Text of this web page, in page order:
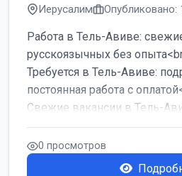
Иерусалим Опубликовано:
Работа в Тель-Авиве:
русскоязычных без
Требуется в Тель-Авиве:
постоянная работа с
Свежие вакансии в Тель-
женщин от хозя...
0 просмотров